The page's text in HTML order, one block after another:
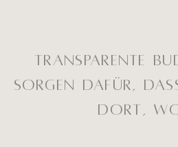
Transparente
sorgen dafür,
Dort,